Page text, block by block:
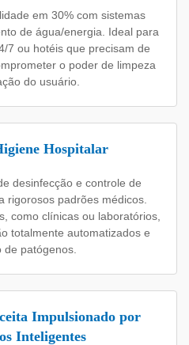
em 30% com sistemas
de água/energia. Ideal para
7 ou hotéis que precisam de
o poder de limpeza
do usuário.
Hospitalar
desinfecção e controle de
rigorosos padrões médicos.
como clínicas ou laboratórios,
totalmente automatizados e
de patógenos.
Impulsionado por
Inteligentes